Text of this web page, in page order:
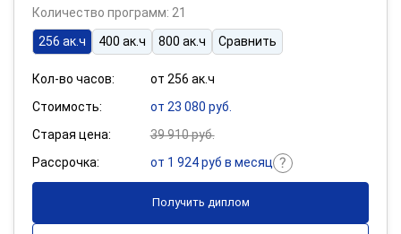
Количество программ: 21
256 ак.ч
400 ак.ч 800 ак.ч Сравнить
Кол-во часов:
от 256 ак.ч
Стоимость:
от 23 080 руб.
Старая цена:
39 910 руб.
Рассрочка:
от 1 924 руб в месяц
Получить диплом